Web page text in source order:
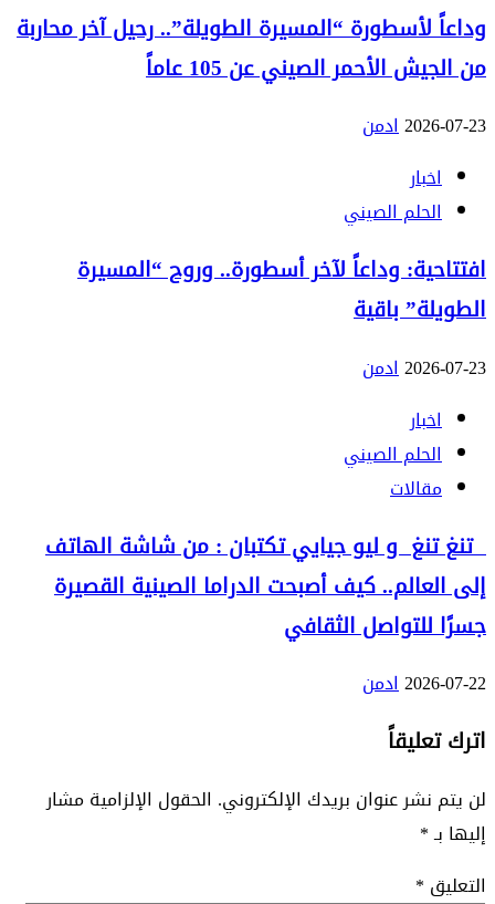
وداعاً لأسطورة “المسيرة الطويلة”.. رحيل آخر محاربة
من الجيش الأحمر الصيني عن 105 عاماً
2026-07-23ادمن
اخبار
الحلم الصيني
افتتاحية: وداعاً لآخر أسطورة.. وروح “المسيرة
الطويلة” باقية
2026-07-23ادمن
اخبار
الحلم الصيني
مقالات
تنغ تنغ و ليو جيايي تكتبان : من شاشة الهاتف
إلى العالم.. كيف أصبحت الدراما الصينية القصيرة
جسرًا للتواصل الثقافي
2026-07-22ادمن
اترك تعليقاً
لن يتم نشر عنوان بريدك الإلكتروني. الحقول الإلزامية مشار
إليها بـ*
التعليق *